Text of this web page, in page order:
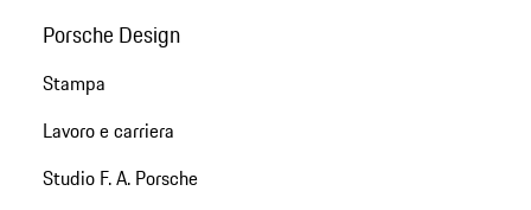
Porsche Design
Stampa
Lavoro e carriera
Studio F. A. Porsche